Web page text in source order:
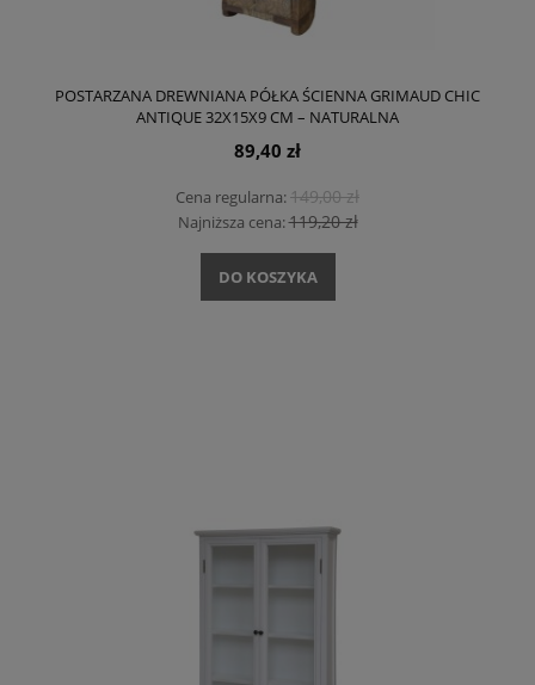
POSTARZANA DREWNIANA PÓŁKA ŚCIENNA GRIMAUD CHIC
ANTIQUE 32X15X9 CM – NATURALNA
89,40 zł
Cena regularna:149,00 zł
Najniższa cena:119,20 zł
DO KOSZYKA